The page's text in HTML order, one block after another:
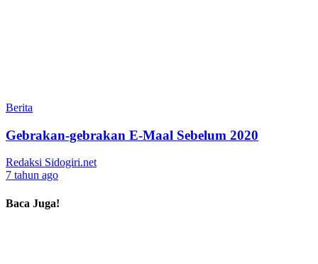
Berita
Gebrakan-gebrakan E-Maal Sebelum 2020
Redaksi Sidogiri.net
7 tahun ago
Baca Juga!